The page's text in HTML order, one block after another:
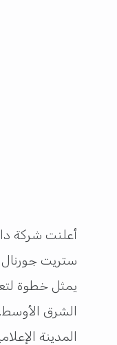
أعلنت شركة
ستريت جورنال
يمثل خطوة
الشرق
المدينة